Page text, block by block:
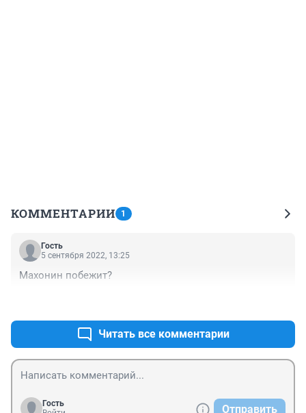
КОММЕНТАРИИ 1
Гость
5 сентября 2022, 13:25
Махонин побежит?
Читать все комментарии
Гость
Отправить